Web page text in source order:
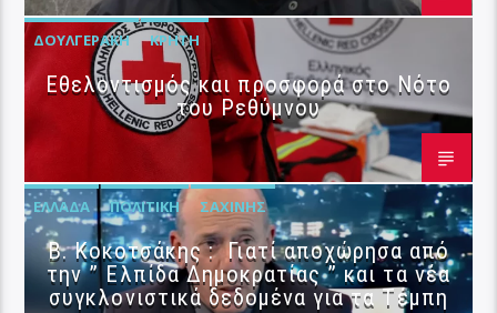
ΔΟΥΛΓΕΡΆΚΗ ΚΡΉΤΗ
Εθελοντισμός και προσφορά στο Νότο
του Ρεθύμνου
ΕΛΛΆΔΑ ΠΟΛΙΤΙΚΉ ΣΑΧΊΝΗΣ
Β. Κοκοτσάκης : Γιατί αποχώρησα από
την ” Ελπίδα Δημοκρατίας ” και τα νέα
συγκλονιστικά δεδομένα για τα Τέμπη